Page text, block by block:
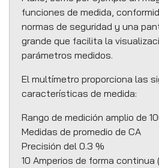
funciones de medida,
normas de seguridad y una
grande que facilita la
parámetros medidos.
El multímetro proporciona las
características de medida:
Rango de medición amplio de
Medidas de promedio de CA
Precisión del 0.3 %
10 Amperios de forma